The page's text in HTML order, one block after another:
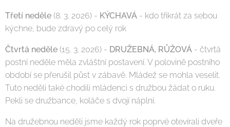
Třetí neděle (8. 3. 2026) - KÝCHAVÁ - kdo třikrát za sebou
kýchne, bude zdravý po celý rok
Čtvrtá neděle (15. 3. 2026) - DRUŽEBNÁ, RŮŽOVÁ - čtvrtá
postní neděle měla zvláštní postavení. V polovině postního
období se přerušil půst v zábavě. Mládež se mohla veselit.
Tuto neděli také chodili mládenci s družbou žádat o ruku.
Pekli se družbance, koláče s dvojí náplní.
Na družebnou neděli jsme každý rok poprvé otevírali dveře